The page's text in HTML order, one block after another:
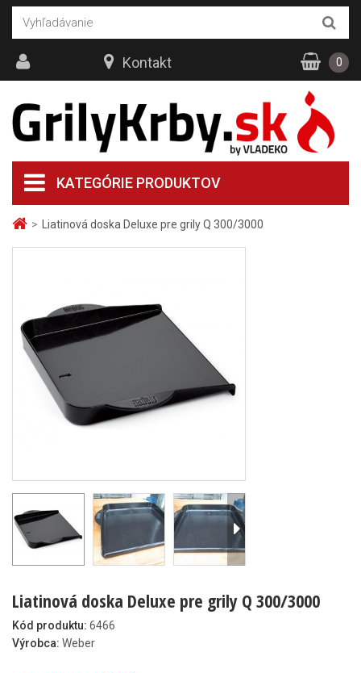
> Liatinová doska Deluxe pre grily Q 300/3000
Liatinová doska Deluxe pre grily Q 300/3000
Kód produktu: 6466
Výrobca: Weber
KATEGÓRIE PRODUKTOV
Kontakt 0